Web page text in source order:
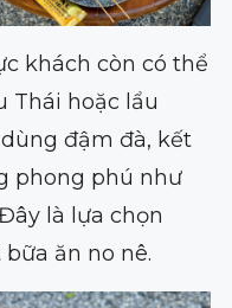
khách còn có thể
Thái hoặc lẩu
đậm đà, kết
phong phú như
là lựa chọn
ăn no nê.